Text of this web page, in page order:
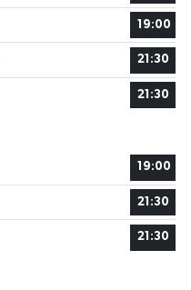
19:00
21:30
21:30
19:00
21:30
21:30